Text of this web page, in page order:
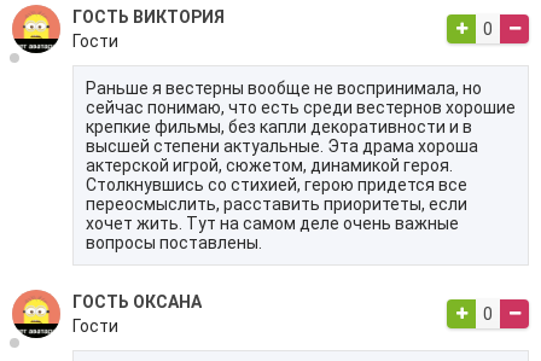
ГОСТЬ ВИКТОРИЯ
Гости
0
Раньше я вестерны вообще не воспринимала, но
сейчас понимаю, что есть среди вестернов хорошие
крепкие фильмы, без капли декоративности и в
высшей степени актуальные. Эта драма хороша
актерской игрой, сюжетом, динамикой героя.
Столкнувшись со стихией, герою придется все
переосмыслить, расставить приоритеты, если
хочет жить. Тут на самом деле очень важные
вопросы поставлены.
ГОСТЬ ОКСАНА
Гости
0